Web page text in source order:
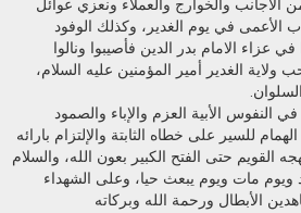
الأجانب والخوارج والعملاء ونعزي عوائل
الأعمى في يوم الغدير، وكذلك الوفود
عزاء الامام بدر الدين فأصيبوا ونالوا
الغدير أمير المؤمنين عليه السلام،
النفوس الأبية العزم والإباء والصمود
للسير على خطاه الثابتة والإلتزام بارائه
القويم حتى الفتح الكبير بعون الله، والسلام
ويوم مات ويوم يبعث حيا، وعلى الشهداء
الأبطال ورحمة الله وبركاته